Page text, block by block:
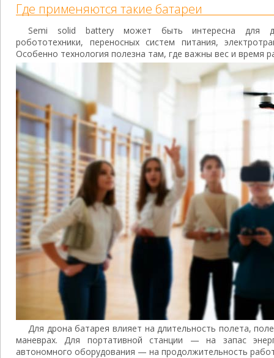
Где применяются такие батареи
Semi solid battery может быть интересна для
робототехники, переносных систем питания,
Особенно технология полезна там, где важны вес и время
Для дрона батарея влияет на длительность полета,
маневрах. Для портативной станции — на запас
автономного оборудования — на продолжительность